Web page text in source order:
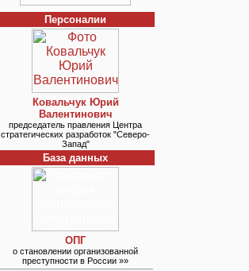
Персоналии
Ковальчук Юрий
Валентинович
председатель правления Центра
стратегических разработок "Северо-
Запад"
База данных
ОПГ
о становлении организованной
преступности в России »»